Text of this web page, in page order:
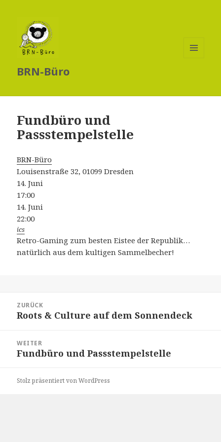
BRN-Büro
Fundbüro und
Passstempelstelle
BRN-Büro
Louisenstraße 32, 01099 Dresden
14. Juni
17:00
14. Juni
22:00
ics
Retro-Gaming zum besten Eistee der Republik…
natürlich aus dem kultigen Sammelbecher!
ZURÜCK
Vorheriger
Roots & Culture auf dem Sonnendeck
WEITER
Nächster
Fundbüro und Passstempelstelle
Stolz präsentiert von WordPress